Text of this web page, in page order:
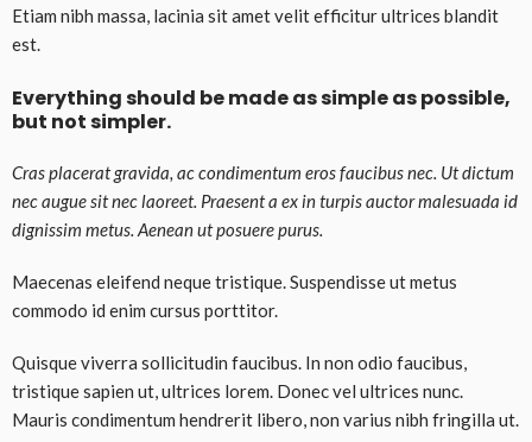
Etiam nibh massa, lacinia sit amet velit efficitur ultrices blandit
est.
Everything should be made as simple as possible,
but not simpler.
Cras placerat gravida, ac condimentum eros faucibus nec. Ut dictum
nec augue sit nec laoreet. Praesent a ex in turpis auctor malesuada id
dignissim metus. Aenean ut posuere purus.
Maecenas eleifend neque tristique. Suspendisse ut metus
commodo id enim cursus porttitor.
Quisque viverra sollicitudin faucibus. In non odio faucibus,
tristique sapien ut, ultrices lorem. Donec vel ultrices nunc.
Mauris condimentum hendrerit libero, non varius nibh fringilla ut.